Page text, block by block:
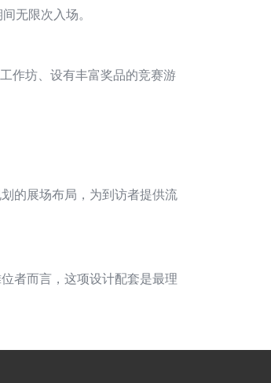
无限次入场。
作坊、设有丰富奖品的竞赛游
的展场布局，为到访者提供流
者而言，这项设计配套是最理